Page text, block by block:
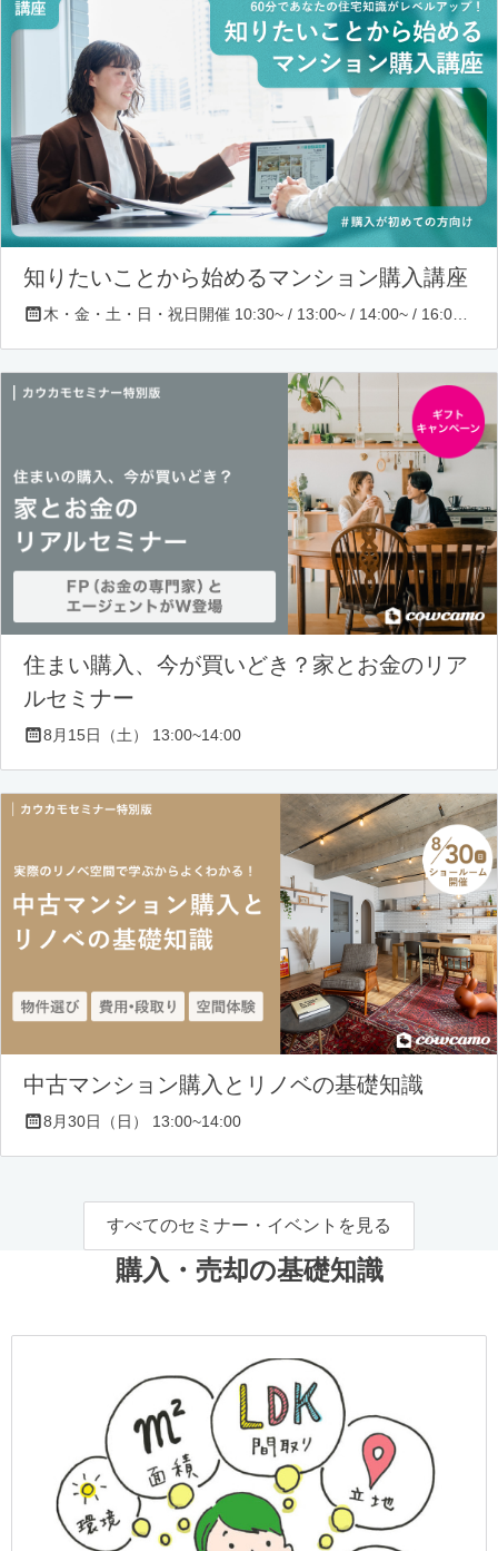
知りたいことから始めるマンション購入講座
住まい購入、今が買いどき？家とお金のリア
ルセミナー
8月15日（土） 13:00~14:00
中古マンション購入とリノベの基礎知識
8月30日（日） 13:00~14:00
すべてのセミナー・イベントを見る
購入・売却の基礎知識